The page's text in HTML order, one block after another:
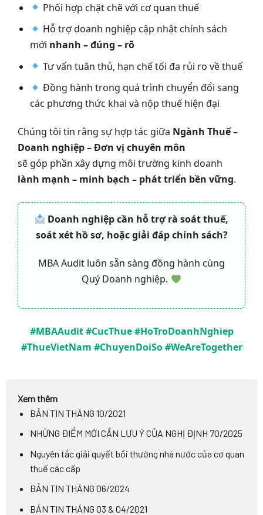
Phối hợp chặt chẽ với cơ quan thuế
Hỗ trợ doanh nghiệp cập nhật chính sách
mới nhanh – đúng – rõ
Tư vấn tuân thủ, hạn chế tối đa rủi ro về thuế
Đồng hành trong quá trình chuyển đổi sang
các phương thức khai và nộp thuế hiện đại
Chúng tôi tin rằng sự hợp tác giữa Ngành Thuế –
Doanh nghiệp – Đơn vị chuyên môn
sẽ góp phần xây dựng môi trường kinh doanh
lành mạnh – minh bạch – phát triển bền vững.
Doanh nghiệp cần hỗ trợ rà soát thuế,
soát xét hồ sơ, hoặc giải đáp chính sách?
MBA Audit luôn sẵn sàng đồng hành cùng
Quý Doanh nghiệp.
#MBAAudit #CucThue #HoTroDoanhNghiep
#ThueVietNam #ChuyenDoiSo #WeAreTogether
Xem thêm
BẢN TIN THÁNG 10/2021
NHỮNG ĐIỂM MỚI CẦN LƯU Ý CỦA NGHỊ ĐỊNH 70/2025
Nguyên tắc giải quyết bồi thường nhà nước của cơ quan
thuế các cấp
BẢN TIN THÁNG 06/2024
BẢN TIN THÁNG 03 & 04/2021